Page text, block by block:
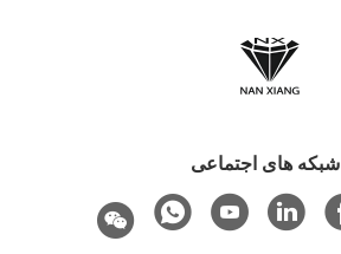
شبکه های اجتماعی